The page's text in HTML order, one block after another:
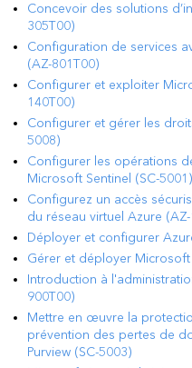
Concevoir des solutions
305T00)
Configuration de services
(AZ-801T00)
Configurer et exploiter
140T00)
Configurer et gérer les
5008)
Configurer les opérations
Microsoft Sentinel (SC-5001)
Configurez un accès
du réseau virtuel Azure
Déployer et configurer
Gérer et déployer Microsoft
Introduction à
900T00)
Mettre en œuvre la
prévention des pertes de
Purview (SC-5003)